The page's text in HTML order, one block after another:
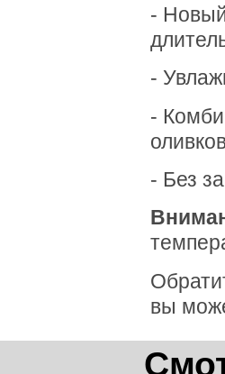
-
-
-
- Без
вы